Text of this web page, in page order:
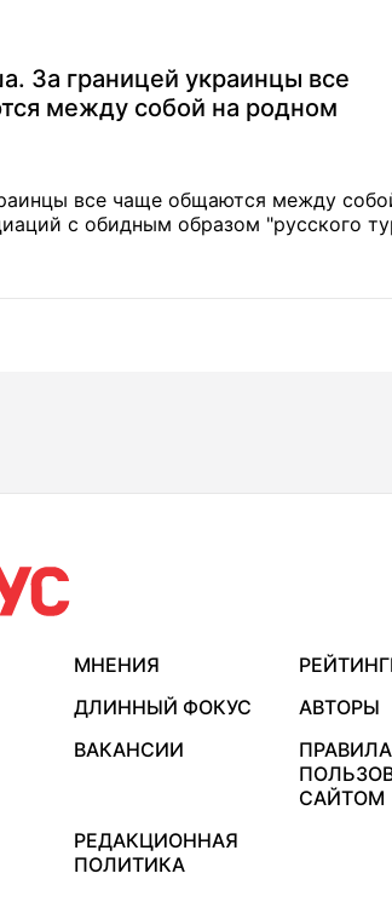
За границей украинцы все
между собой на родном
все чаще общаются между
с обидным образом "русского
МНЕНИЯ
ДЛИННЫЙ ФОКУС
АВТОРЫ
ВАКАНСИИ
ПРАВИЛА
САЙТОМ
РЕДАКЦИОННАЯ
ПОЛИТИКА